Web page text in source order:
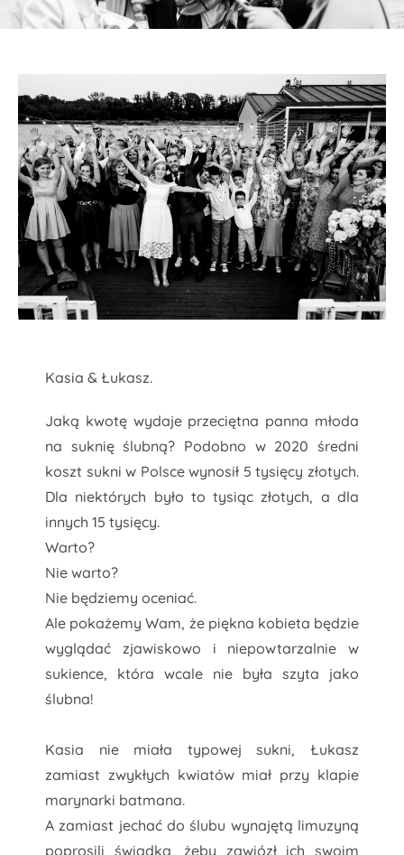
Kasia & Łukasz.
Jaką kwotę wydaje przeciętna panna młoda
na suknię ślubną? Podobno w 2020 średni
koszt sukni w Polsce wynosił 5 tysięcy złotych.
Dla niektórych było to tysiąc złotych, a dla
innych 15 tysięcy.
Warto?
Nie warto?
Nie będziemy oceniać.
Ale pokażemy Wam, że piękna kobieta będzie
wyglądać zjawiskowo i niepowtarzalnie w
sukience, która wcale nie była szyta jako
ślubna!
Kasia nie miała typowej sukni, Łukasz
zamiast zwykłych kwiatów miał przy klapie
marynarki batmana.
A zamiast jechać do ślubu wynajętą limuzyną
poprosili świadka, żeby zawiózł ich swoim